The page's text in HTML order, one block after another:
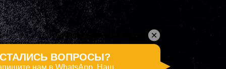
ВОПРОСЫ?
нам в WhatsApp. Наш
и оплаты. Вы принимаете условия политики
сайте